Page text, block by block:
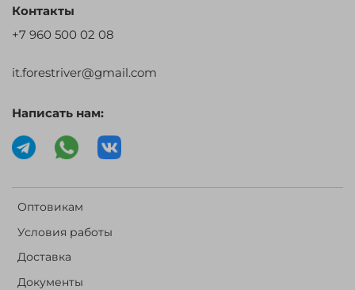
Оптовикам
Условия работы
Доставка
Документы
Контакты
+7 960 500 02 08
it.forestriver@gmail.com
Написать нам: